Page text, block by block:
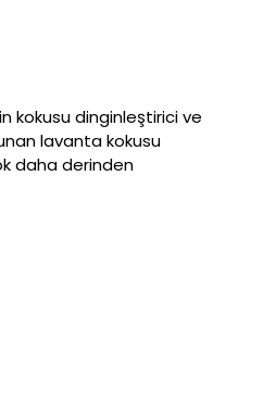
kokusu dinginleştirici ve
lavanta kokusu
daha derinden